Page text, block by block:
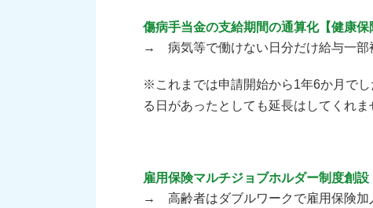
傷病手当金の支給期間の通算化【健康保
→ 病気等で働けない日分だけ給与一部
※これまでは申請開始から1年6か月で
る日があったとしても延長はしてくれま
雇用保険マルチジョブホルダー制度創設
→ 高齢者はダブルワークで雇用保険加